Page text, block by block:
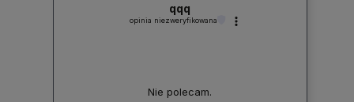
qqq
opinia niezweryfikowana
Nie polecam.